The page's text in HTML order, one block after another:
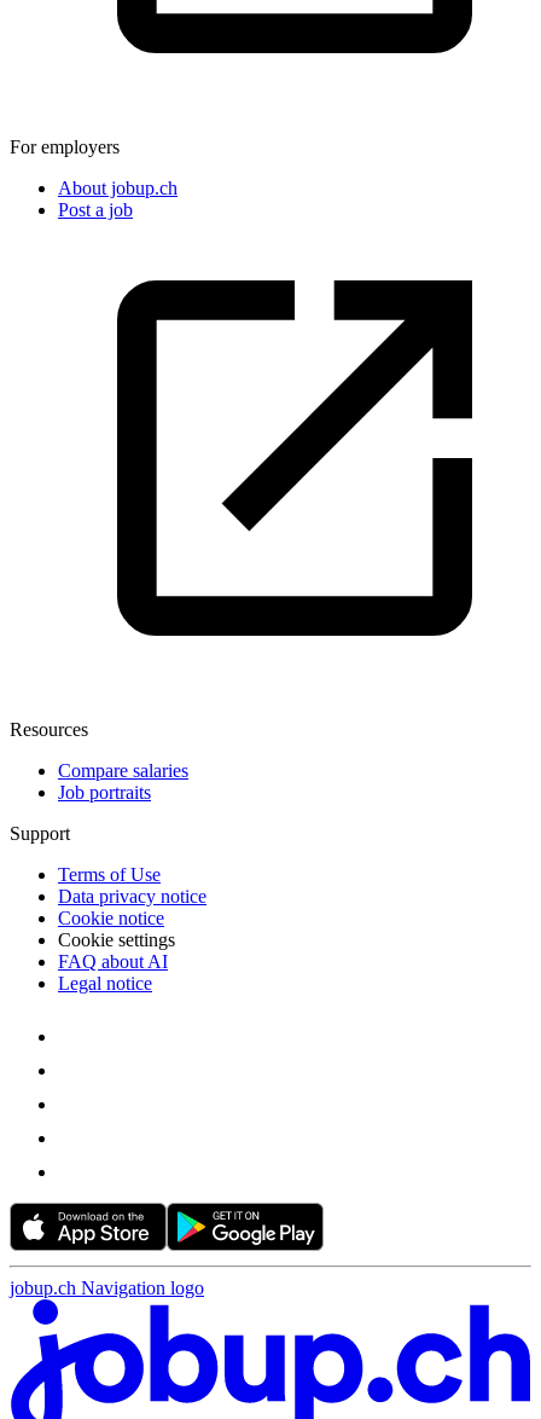
For employers
About jobup.ch
Post a job
Resources
Compare salaries
Job portraits
Support
Terms of Use
Data privacy notice
Cookie notice
Cookie settings
FAQ about AI
Legal notice
jobup.ch Navigation logo